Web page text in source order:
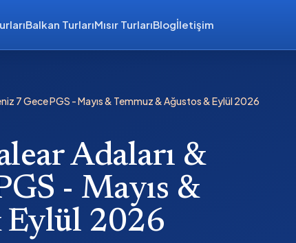
Balkan TurlarıMısır TurlarıBlogİletişim
7 Gece PGS - Mayıs & Temmuz & Ağustos & Eylül 2026
Adaları &
- Mayıs &
Eylül 2026